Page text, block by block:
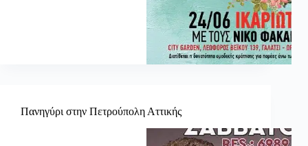
Πανηγύρι στην Πετρούπολη Αττικής